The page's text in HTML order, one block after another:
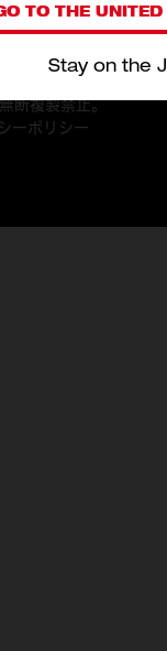
TO THE
Stay on the
複製禁止。
ーポリシー